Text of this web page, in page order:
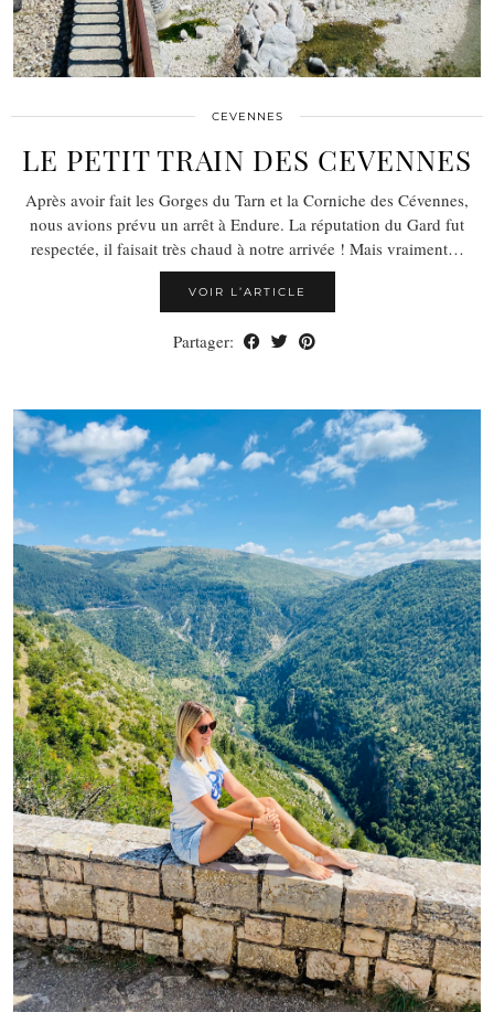
CEVENNES
LE PETIT TRAIN DES CEVENNES
Après avoir fait les Gorges du Tarn et la Corniche des Cévennes,
nous avions prévu un arrêt à Endure. La réputation du Gard fut
respectée, il faisait très chaud à notre arrivée ! Mais vraiment…
VOIR L’ARTICLE
Partager: